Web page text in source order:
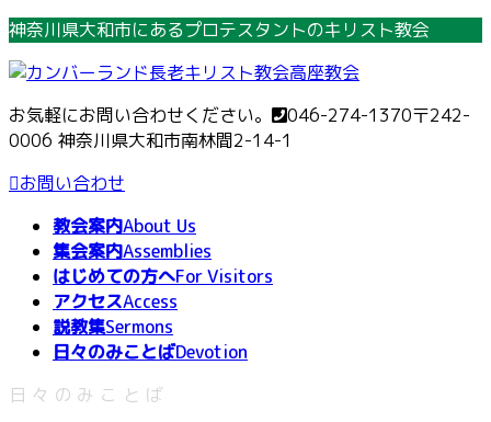
コ
テ
ン
ツ
へ
ス
ナ
ゲ
ー
シ
ョ
ン
神奈川県大和市にあるプロテスタントのキリスト教会
お気軽にお問い合わせください。 046-274-1370〒242-
0006 神奈川県大和市南林間2-14-1
お問い合わせ
教会案内About Us
集会案内Assemblies
はじめての方へFor Visitors
アクセスAccess
説教集Sermons
日々のみことばDevotion
日々のみことば